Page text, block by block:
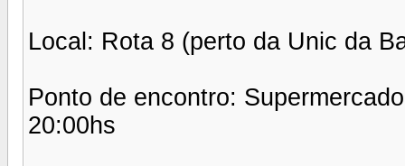
Local: Rota 8 (perto da Unic da
Ponto de encontro:
20:00hs